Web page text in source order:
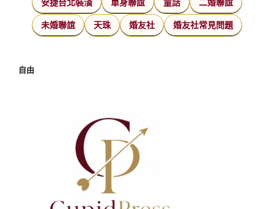
安捷台北裝潢 單身聯誼 童話 二婚聯誼
未婚聯誼 天珠 婚友社 婚友社常見問題
自由